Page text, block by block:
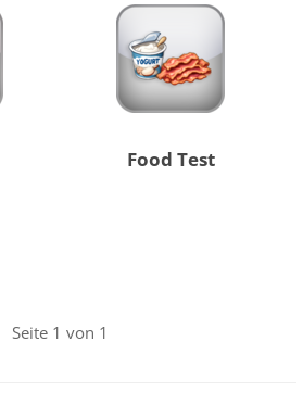
Food Test
Seite 1 von 1